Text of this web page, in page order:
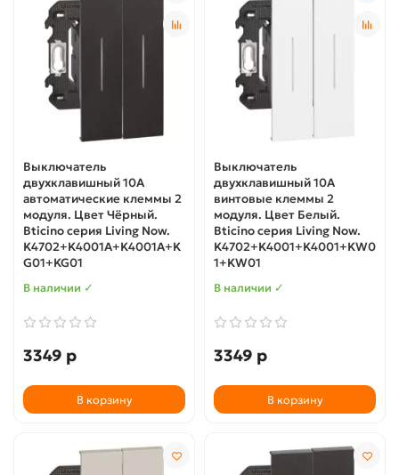
Выключатель
двухклавишный 10А
автоматические клеммы 2
модуля. Цвет Чёрный.
Bticino серия Living Now.
K4702+K4001A+K4001A+K
G01+KG01
В наличии ✓
3349 р
В корзину
Выключатель
двухклавишный 10А
винтовые клеммы 2
модуля. Цвет Белый.
Bticino серия Living Now.
K4702+K4001+K4001+KW0
1+KW01
В наличии ✓
3349 р
В корзину